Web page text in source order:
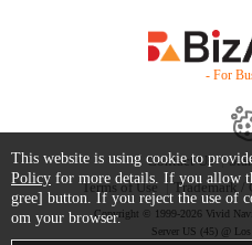
- For
Contact Us
Terms of Use
Trademark /
Copyright © 1999-2026 Vivid
Server US (45) @
This website is using cookie to
Policy for more details. If you allow
gree] button. If you reject the use of
om your browser.